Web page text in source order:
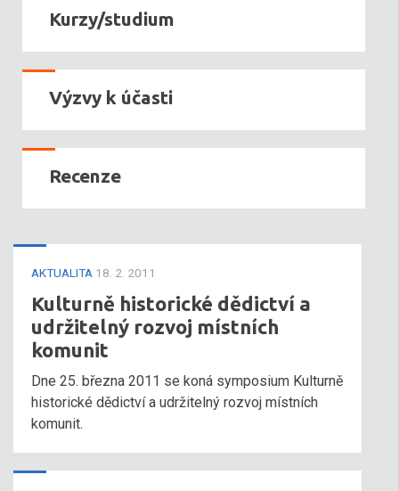
Kurzy/studium
Výzvy k účasti
Recenze
AKTUALITA 18. 2. 2011
Kulturně historické dědictví a
udržitelný rozvoj místních
komunit
Dne 25. března 2011 se koná symposium Kulturně
historické dědictví a udržitelný rozvoj místních
komunit.